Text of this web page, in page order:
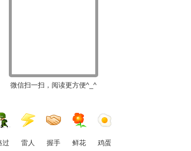
微信扫一扫，阅读更方便^_^
过 雷人 握手 鲜花 鸡蛋